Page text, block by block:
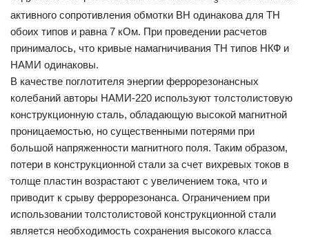
активного сопротивления обмотки ВН одинакова для ТН
обоих типов и равна 7 кОм. При проведении расчетов
принималось, что кривые намагничивания ТН типов НКФ и
НАМИ одинаковы.
В качестве поглотителя энергии феррорезонансных
колебаний авторы НАМИ-220 используют толстолистовую
конструкционную сталь, обладающую высокой магнитной
проницаемостью, но существенными потерями при
большой напряженности магнитного поля. Таким образом,
потери в конструкционной стали за счет вихревых токов в
толще пластин возрастают с увеличением тока, что и
приводит к срыву феррорезонанса. Ограничением при
использовании толстолистовой конструкционной стали
является необходимость сохранения высокого класса